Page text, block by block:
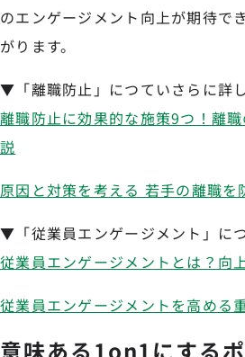
のエンゲージメント向上が期待で
がります。
▼「離職防止」につていさらに詳
離職防止に効果的な施策9つ！離
説
原因と対策を考える 若手の離職を
▼「従業員エンゲージメント」に
従業員エンゲージメントとは？向
従業員エンゲージメントを高める
意味ある1on1にする